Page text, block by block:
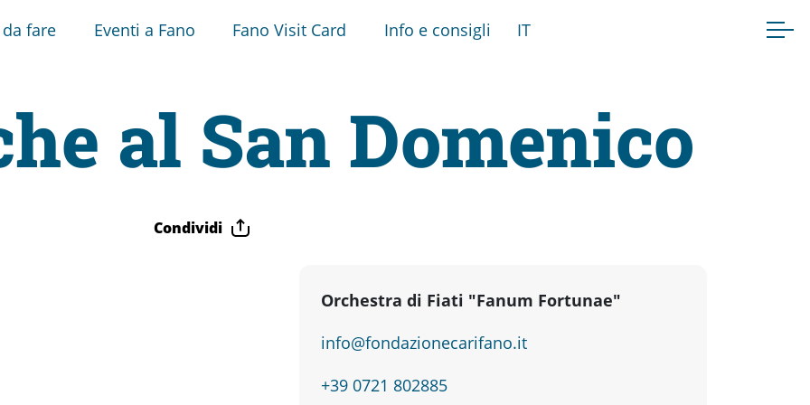
da fare Eventi a Fano Fano Visit Card Info e consigli IT
al San Domenico
Condividi
Orchestra di Fiati "Fanum Fortunae"
info@fondazionecarifano.it
+39 0721 802885